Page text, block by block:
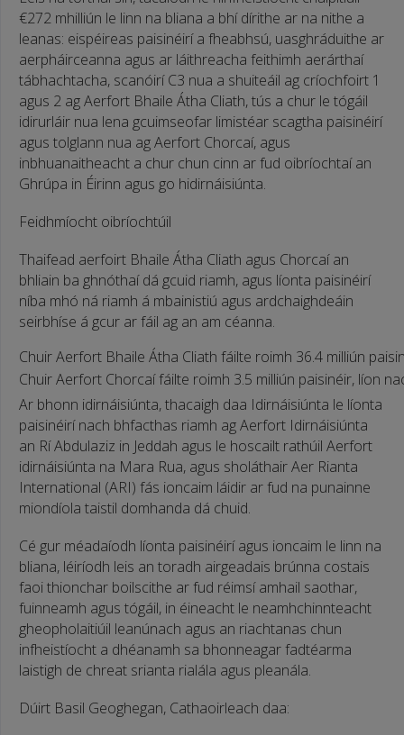
€272 mhilliún le linn na bliana a bhí dírithe ar na nithe a
leanas: eispéireas paisinéirí a fheabhsú, uasghráduithe ar
aerpháirceanna agus ar láithreacha feithimh aerárthaí
tábhachtacha, scanóirí C3 nua a shuiteáil ag críochfoirt 1
agus 2 ag Aerfort Bhaile Átha Cliath, tús a chur le tógáil
idirurláir nua lena gcuimseofar limistéar scagtha paisinéirí
agus tolglann nua ag Aerfort Chorcaí, agus
inbhuanaitheacht a chur chun cinn ar fud oibríochtaí an
Ghrúpa in Éirinn agus go hidirnáisiúnta.
Feidhmíocht oibríochtúil
Thaifead aerfoirt Bhaile Átha Cliath agus Chorcaí an
bhliain ba ghnóthaí dá gcuid riamh, agus líonta paisinéirí
níba mhó ná riamh á mbainistiú agus ardchaighdeáin
seirbhíse á gcur ar fáil ag an am céanna.
Chuir Aerfort Bhaile Átha Cliath fáilte roimh 36.4 milliún
Chuir Aerfort Chorcaí fáilte roimh 3.5 milliún paisinéir, líon
Ar bhonn idirnáisiúnta, thacaigh daa Idirnáisiúnta le líonta
paisinéirí nach bhfacthas riamh ag Aerfort Idirnáisiúnta
an Rí Abdulaziz in Jeddah agus le hoscailt rathúil Aerfort
idirnáisiúnta na Mara Rua, agus sholáthair Aer Rianta
International (ARI) fás ioncaim láidir ar fud na punainne
miondíola taistil domhanda dá chuid.
Cé gur méadaíodh líonta paisinéirí agus ioncaim le linn na
bliana, léiríodh leis an toradh airgeadais brúnna costais
faoi thionchar boilscithe ar fud réimsí amhail saothar,
fuinneamh agus tógáil, in éineacht le neamhchinnteacht
gheopholaitiúil leanúnach agus an riachtanas chun
infheistíocht a dhéanamh sa bhonneagar fadtéarma
laistigh de chreat srianta rialála agus pleanála.
Dúirt Basil Geoghegan, Cathaoirleach daa: